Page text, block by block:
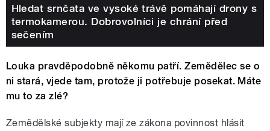
Hledat srnčata ve vysoké trávě pomáhají drony s
termokamerou. Dobrovolníci je chrání před
sečením
Louka pravděpodobně někomu patří. Zemědělec se o
ni stará, vjede tam, protože ji potřebuje posekat. Máte
mu to za zlé?
Zemědělské subjekty mají ze zákona povinnost hlásit